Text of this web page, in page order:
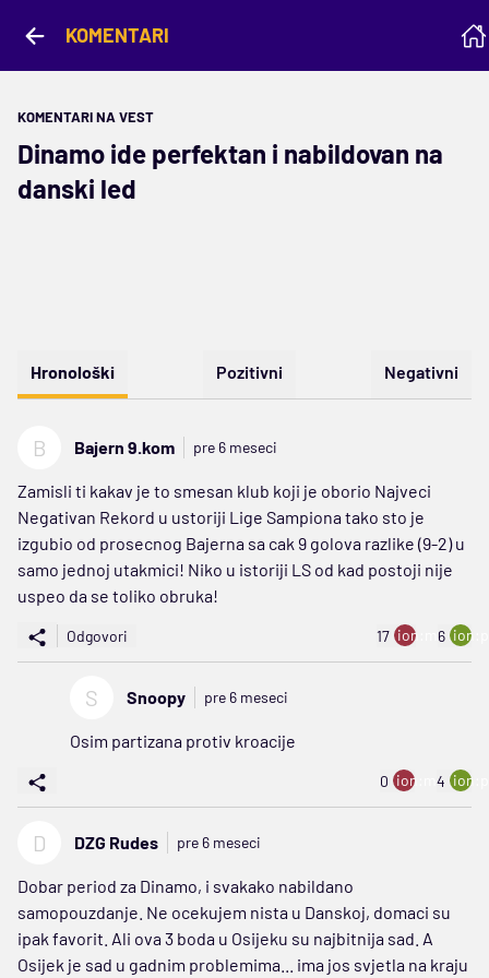
KOMENTARI
KOMENTARI NA VEST
Dinamo ide perfektan i nabildovan na
danski led
Hronološki Pozitivni Negativni
B Bajern 9.kom pre 6 meseci
Zamisli ti kakav je to smesan klub koji je oborio Najveci
Negativan Rekord u ustoriji Lige Sampiona tako sto je
izgubio od prosecnog Bajerna sa cak 9 golova razlike (9-2) u
samo jednoj utakmici! Niko u istoriji LS od kad postoji nije
uspeo da se toliko obruka!
Odgovori 17 ion:minus
6
S Snoopy pre 6 meseci
Osim partizana protiv kroacije
0 ion:minus
4
D DZG Rudes pre 6 meseci
Dobar period za Dinamo, i svakako nabildano
samopouzdanje. Ne ocekujem nista u Danskoj, domaci su
ipak favorit. Ali ova 3 boda u Osijeku su najbitnija sad. A
Osijek je sad u gadnim problemima... ima jos svjetla na kraju